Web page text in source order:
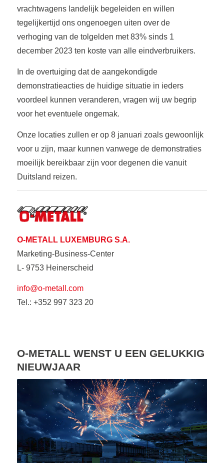
vrachtwagens landelijk begeleiden en willen
tegelijkertijd ons ongenoegen uiten over de
verhoging van de tolgelden met 83% sinds 1
december 2023 ten koste van alle eindverbruikers.
In de overtuiging dat de aangekondigde
demonstratieacties de huidige situatie in ieders
voordeel kunnen veranderen, vragen wij uw begrip
voor het eventuele ongemak.
Onze locaties zullen er op 8 januari zoals gewoonlijk
voor u zijn, maar kunnen vanwege de demonstraties
moeilijk bereikbaar zijn voor degenen die vanuit
Duitsland reizen.
O-METALL LUXEMBURG S.A.
Marketing-Business-Center
L- 9753 Heinerscheid
info@o-metall.com
Tel.: +352 997 323 20
O-METALL WENST U EEN GELUKKIG
NIEUWJAAR